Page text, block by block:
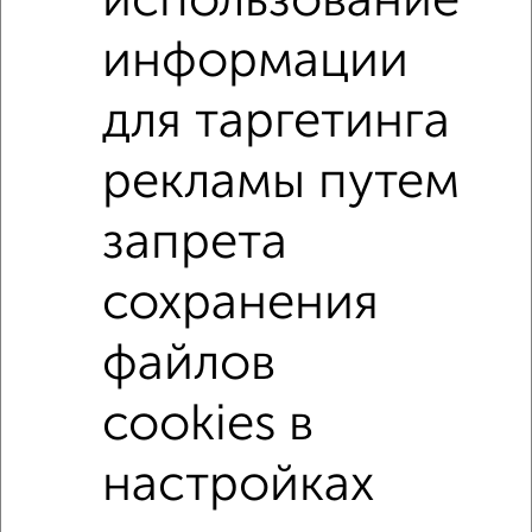
Калининский район
С мебелью
Со стиральной машиной С бытовой техникой
С интернетом Можно с ребенком
Можно с животными не первый этаж
не последний этаж без балкона
c большой кухней с центральным отоплением
Цена до 15 000 в мес.
Срочная аренда
информации
для таргетинга
рекламы путем
запрета
сохранения
файлов
cookies в
настройках